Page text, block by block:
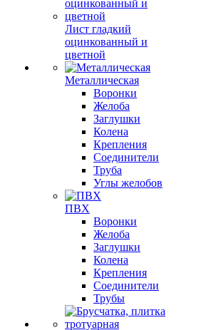
Лист гладкий
оцинкованный и
цветной
Металлическая
Воронки
Желоба
Заглушки
Колена
Крепления
Соединители
Труба
Углы желобов
ПВХ
Воронки
Желоба
Заглушки
Колена
Крепления
Соединители
Трубы